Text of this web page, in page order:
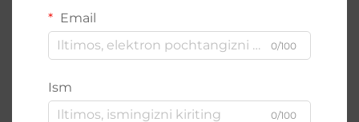
Email
0/100
Ism
0/100